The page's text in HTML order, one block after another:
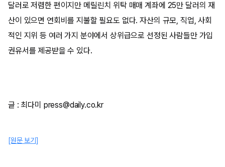
달러로 저렴한 편이지만 메릴린치 위탁 매매 계좌에 25만 달러의 재
산이 있으면 연회비를 지불할 필요도 없다. 자산의 규모, 직업, 사회
적인 지위 등 여러 가지 분야에서 상위급으로 선정된 사람들만 가입
권유서를 제공받을 수 있다.
글 : 최다미 press@daily.co.kr
[원문 보기]